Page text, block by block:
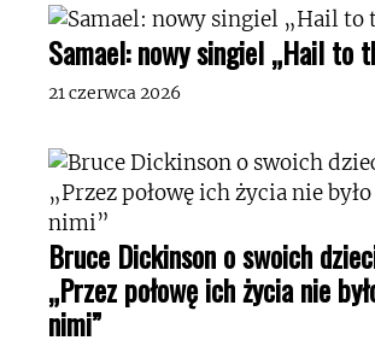
Samael: nowy singiel „Hail to
21 czerwca 2026
Bruce Dickinson o swoich
„Przez połowę ich życia nie
nimi”